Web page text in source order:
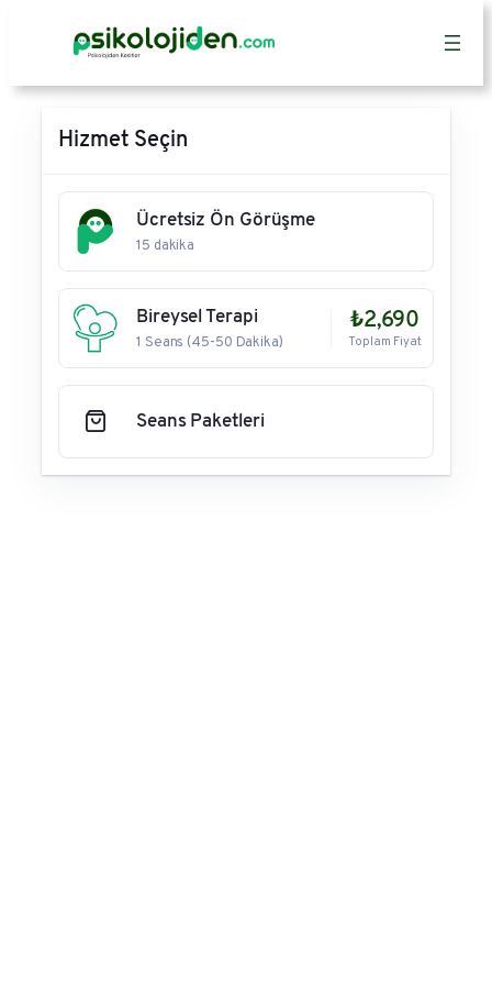
Hizmet Seçin
Ücretsiz Ön Görüşme
15 dakika
Bireysel Terapi
1 Seans (45-50 Dakika)
₺2,690
Toplam Fiyat
Seans Paketleri